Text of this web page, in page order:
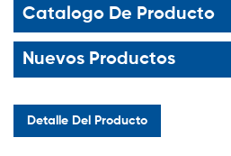
Catalogo De Producto
Nuevos Productos
Detalle Del Producto